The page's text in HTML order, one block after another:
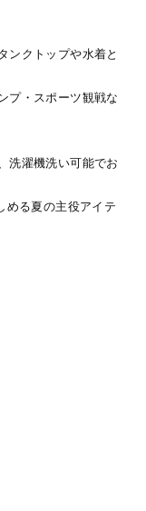
ンクトップや水着と
プ・スポーツ観戦な
洗濯機洗い可能でお
める夏の主役アイテ